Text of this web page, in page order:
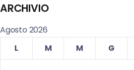
ARCHIVIO
Agosto 2026
L
M M G